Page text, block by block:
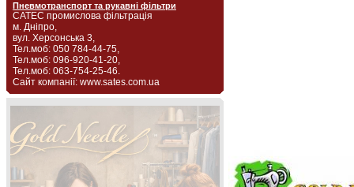
Пневмотранспорт та рукавні фільтри
САТЕС промислова фільтрація
м. Дніпро,
вул. Херсонська 3,
Тел.моб: 050 784-44-75,
Тел.моб: 096-920-41-20,
Тел.моб: 063-754-25-46.
Сайт компанії: www.sates.com.ua